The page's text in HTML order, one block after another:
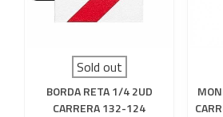
Sold out
BORDA RETA 1/4 2UD
CARRERA 132-124